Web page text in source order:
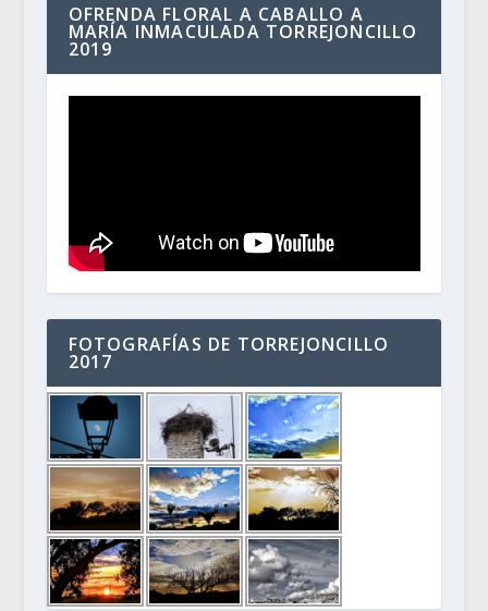
OFRENDA FLORAL A CABALLO A
MARÍA INMACULADA TORREJONCILLO
2019
FOTOGRAFÍAS DE TORREJONCILLO
2017